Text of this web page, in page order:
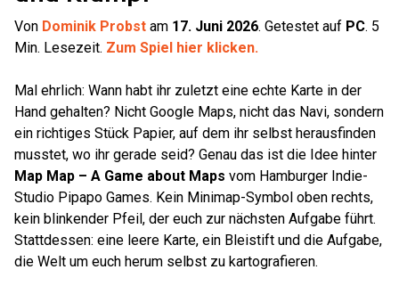
Von Dominik Probst am 17. Juni 2026. Getestet auf PC. 5
Min. Lesezeit. Zum Spiel hier klicken.
Mal ehrlich: Wann habt ihr zuletzt eine echte Karte in der
Hand gehalten? Nicht Google Maps, nicht das Navi, sondern
ein richtiges Stück Papier, auf dem ihr selbst herausfinden
musstet, wo ihr gerade seid? Genau das ist die Idee hinter
Map Map – A Game about Maps vom Hamburger Indie-
Studio Pipapo Games. Kein Minimap-Symbol oben rechts,
kein blinkender Pfeil, der euch zur nächsten Aufgabe führt.
Stattdessen: eine leere Karte, ein Bleistift und die Aufgabe,
die Welt um euch herum selbst zu kartografieren.